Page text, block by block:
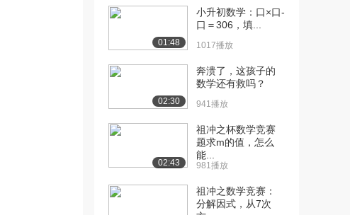
[13] 高等数学05（下）
801播放
14:11
[14] 高等数学07（上）
[15] 高等数学07（下）
[16] 高等数学08（上） 06:02
[17] 高等数学08（下）
812播放
[18] 高等数学09（上） 05:40
01:48
小升初数学：口×口-
口＝306，填...
1017播放
02:30
奔溃了，这孩子的
数学还有救吗？
941播放
02:43
祖冲之杯数学竞赛
题求m的值，怎么
能...
981播放
祖冲之数学竞赛：
分解因式，从7次